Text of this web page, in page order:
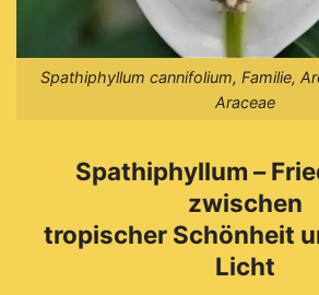
Spathiphyllum cannifolium, Familie,
Araceae
Spathiphyllum –
zwischen
tropischer Schönheit
Licht